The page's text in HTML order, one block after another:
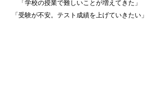
「学校の授業で難しいことが増えてきた」
「受験が不安。テスト成績を上げていきたい」